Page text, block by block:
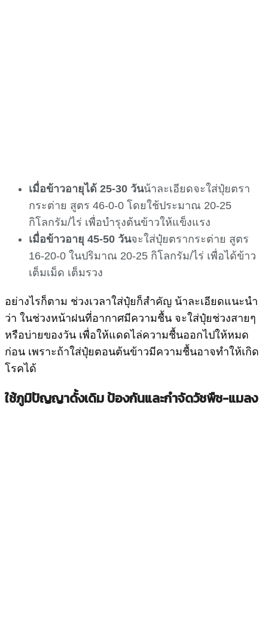
เมื่อข้าวอายุได้ 25-30 วันน้าละเอียดจะใส่ปุ๋ยตรา
กระต่าย สูตร 46-0-0 โดยใช้ประมาณ 20-25
กิโลกรัม/ไร่ เพื่อบำรุงต้นข้าวให้แข็งแรง
เมื่อข้าวอายุ 45-50 วันจะใส่ปุ๋ยตรากระต่าย สูตร
16-20-0 ในปริมาณ 20-25 กิโลกรัม/ไร่ เพื่อได้ข้าว
เต็มเม็ด เต็มรวง
อย่างไรก็ตาม ช่วงเวลาใส่ปุ๋ยก็สำคัญ น้าละเอียดแนะนำ
ว่า ในช่วงหน้าฝนที่อากาศมีความชื้น จะใส่ปุ๋ยช่วงสายๆ
หรือบ่ายของวัน เพื่อให้แดดไล่ความชื้นออกไปให้หมด
ก่อน เพราะถ้าใส่ปุ๋ยตอนต้นข้าวมีความชื้นอาจทำให้เกิด
โรคได้
ใช้ภูมิปัญญาดั้งเดิม ป้องกันและกำจัดวัชพืช-แมลง